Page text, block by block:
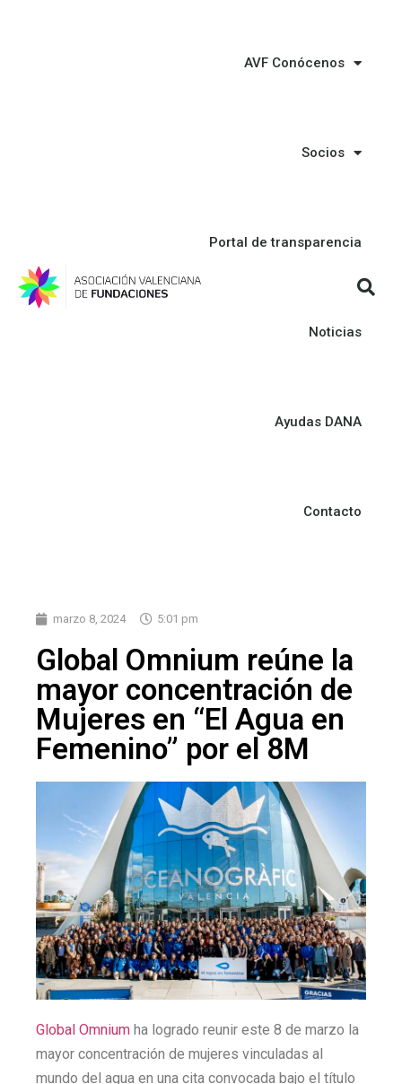
AVF Conócenos
Socios
Portal de transparencia
Noticias
Ayudas DANA
Contacto
marzo 8, 2024 5:01 pm
Global Omnium reúne la
mayor concentración de
Mujeres en “El Agua en
Femenino” por el 8M
Global Omnium ha logrado reunir este 8 de marzo la
mayor concentración de mujeres vinculadas al
mundo del agua en una cita convocada bajo el título